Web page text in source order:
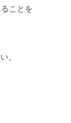
ことを
。